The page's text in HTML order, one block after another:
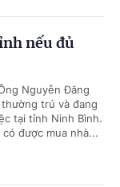
nếu đủ
Nguyễn Đăng
trú và đang
tại tỉnh Ninh Bình.
được mua nhà...